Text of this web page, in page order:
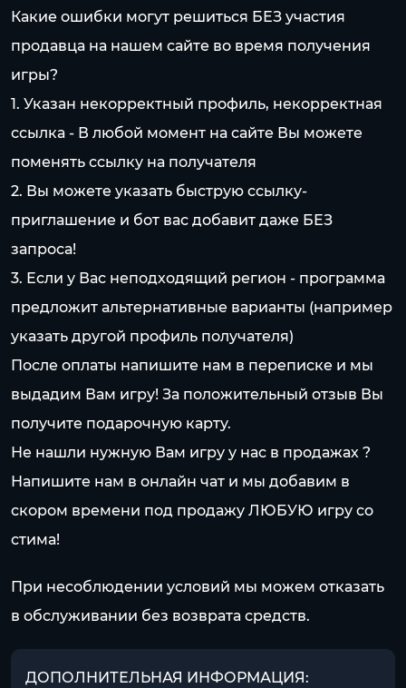
Какие ошибки могут решиться БЕЗ участия
продавца на нашем сайте во время получения
игры?
1. Указан некорректный профиль, некорректная
ссылка - В любой момент на сайте Вы можете
поменять ссылку на получателя
2. Вы можете указать быструю ссылку-
приглашение и бот вас добавит даже БЕЗ
запроса!
3. Если у Вас неподходящий регион - программа
предложит альтернативные варианты (например
указать другой профиль получателя)
После оплаты напишите нам в переписке и мы
выдадим Вам игру! За положительный отзыв Вы
получите подарочную карту.
Не нашли нужную Вам игру у нас в продажах ?
Напишите нам в онлайн чат и мы добавим в
скором времени под продажу ЛЮБУЮ игру со
стима!
При несоблюдении условий мы можем отказать
в обслуживании без возврата средств.
ДОПОЛНИТЕЛЬНАЯ ИНФОРМАЦИЯ: